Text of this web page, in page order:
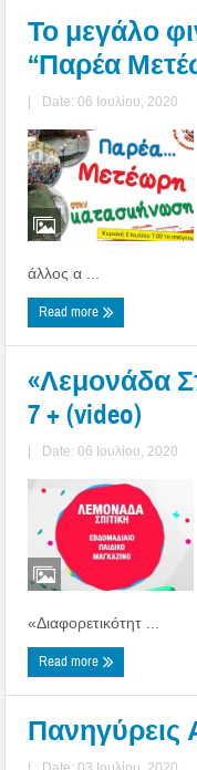
Το μεγάλο
“Παρέα
| Date: 06 Ιουλίου, 2020
άλλος α ...
Read more
«Λεμονάδα
7 + (video)
| Date: 06 Ιουλίου, 2020
«Διαφορετικότητ ...
Read more
Πανηγύρεις